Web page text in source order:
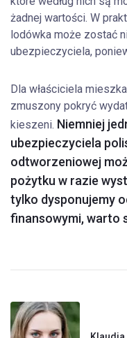
żadnej wartości. W
lodówka może zostać
ubezpieczyciela,
Dla właściciela
zmuszony pokryć
kieszeni. Niemniej
ubezpieczyciela
odtworzeniowej
pożytku w razie
tylko dysponujemy
finansowymi, warto